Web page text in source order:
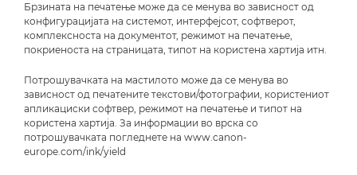
Брзината на печатење може да се менува во зависност од
конфигурацијата на системот, интерфејсот, софтверот,
комплексноста на документот, режимот на печатење,
покриеноста на страницата, типот на користена хартија итн.
Потрошувачката на мастилото може да се менува во
зависност од печатените текстови/фотографии, користениот
апликациски софтвер, режимот на печатење и типот на
користена хартија. За информации во врска со
потрошувачката погледнете на www.canon-
europe.com/ink/yield